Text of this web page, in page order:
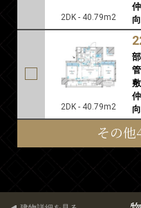
2DK - 40.79m2
2DK - 40.79m2
その他